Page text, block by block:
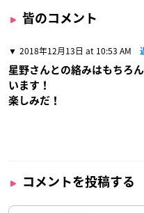
皆のコメント
2018年12月13日 at 10:53 AM
星野さんとの絡みはもちろ
います！
楽しみだ！
コメントを投稿する